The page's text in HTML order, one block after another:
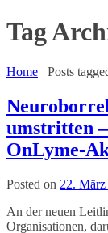
Tag
Home Posts
umstritten
OnLyme-
Posted on 22.
An der neuen
Organisationen,